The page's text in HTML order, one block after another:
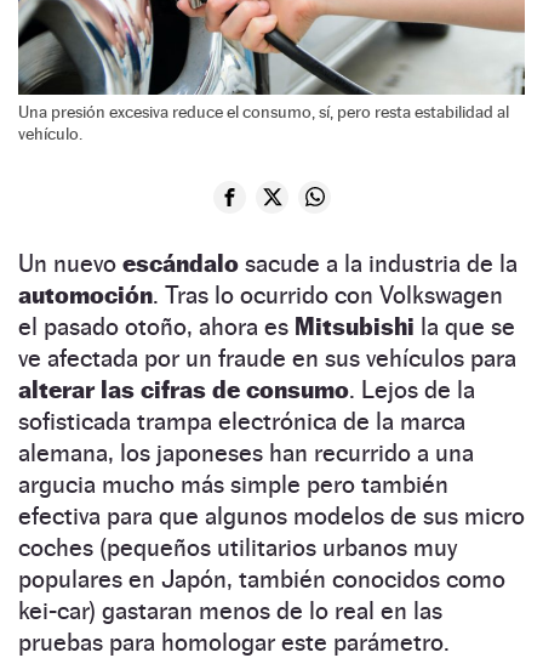
Una presión excesiva reduce el consumo, sí, pero resta estabilidad al
vehículo.
Un nuevo escándalo sacude a la industria de la
automoción. Tras lo ocurrido con Volkswagen
el pasado otoño, ahora es Mitsubishi la que se
ve afectada por un fraude en sus vehículos para
alterar las cifras de consumo. Lejos de la
sofisticada trampa electrónica de la marca
alemana, los japoneses han recurrido a una
argucia mucho más simple pero también
efectiva para que algunos modelos de sus micro
coches (pequeños utilitarios urbanos muy
populares en Japón, también conocidos como
kei-car) gastaran menos de lo real en las
pruebas para homologar este parámetro.